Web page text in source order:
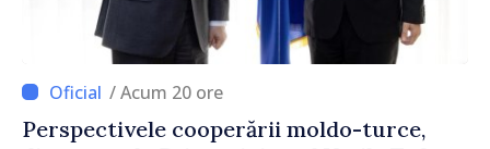
/ Acum 20 ore
Perspectivele cooperării moldo-turce,